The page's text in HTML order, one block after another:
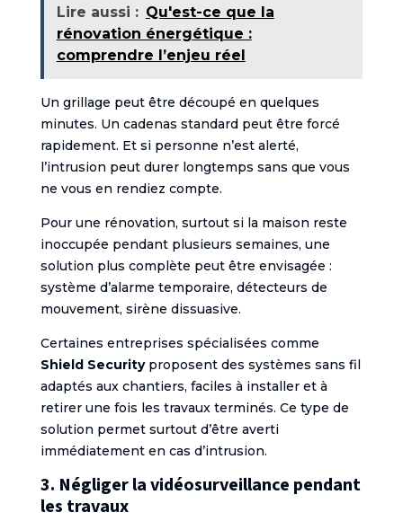
Lire aussi : Qu'est-ce que la
rénovation énergétique :
comprendre l’enjeu réel
Un grillage peut être découpé en quelques
minutes. Un cadenas standard peut être forcé
rapidement. Et si personne n’est alerté,
l’intrusion peut durer longtemps sans que vous
ne vous en rendiez compte.
Pour une rénovation, surtout si la maison reste
inoccupée pendant plusieurs semaines, une
solution plus complète peut être envisagée :
système d’alarme temporaire, détecteurs de
mouvement, sirène dissuasive.
Certaines entreprises spécialisées comme
Shield Securityproposent des systèmes sans fil
adaptés aux chantiers, faciles à installer et à
retirer une fois les travaux terminés. Ce type de
solution permet surtout d’être averti
immédiatement en cas d’intrusion.
3. Négliger la vidéosurveillance pendant
les travaux